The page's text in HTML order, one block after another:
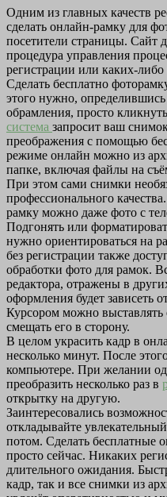
Одним из главных качеств
сделать онлайн-рамку для
посетители страницы. Сайт
процедура управления
регистрации или каких-
Сделать бесплатно
этого нужно,
обрамления, просто
система запросит ваш
преображения с помощью
режиме онлайн можно из
папке, включая файлы на
При этом сами снимки
профессионального
рамку можно даже фото с
Подгонять или
нужно ориентироваться на
без регистрации также
обработки фото для рамок.
редактора, отражены в
оформления будет зависеть
Курсором можно выставлять
смещать его в сторону.
В целом украсить кадр в
несколько минут. После
компьютере. При желании
преобразить несколько раз в
открытку на другую.
Заинтересовались
откладывайте
потом. Сделать бесплатные
просто сейчас. Никаких
длительного ожидания.
кадр, так и все снимки из